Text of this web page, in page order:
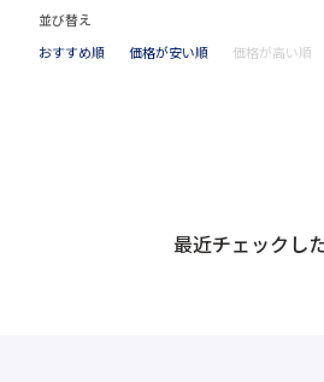
並び替え
おすすめ順
価格が安い順 価格が高い順
最近チェックし